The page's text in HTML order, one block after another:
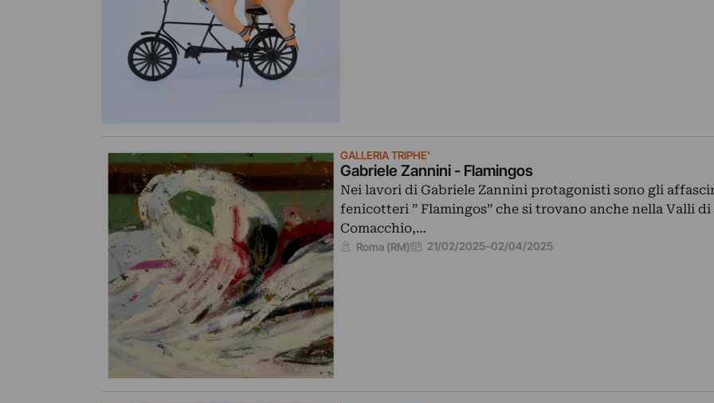
GALLERIA TRIPHE'
Gabriele Zannini - Flamingos
Nei lavori di Gabriele Zannini protagonisti sono gli
fenicotteri ” Flamingos” che si trovano anche nella Valli di
Comacchio,…
Roma (RM) 21/02/2025–02/04/2025